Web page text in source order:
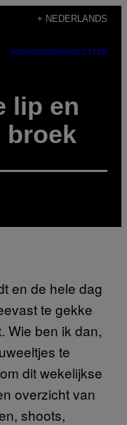
+ NEDERLANDS
SUBSCRIBENEWSLETTER
lip en
broek
en de hele dag
te gekke
Wie ben ik dan,
te
dit wekelijkse
overzicht van
shoots,